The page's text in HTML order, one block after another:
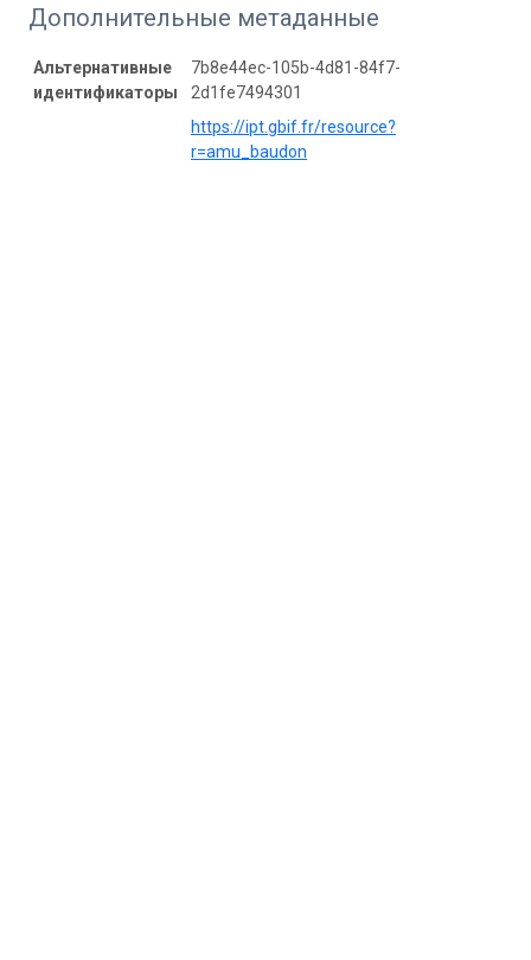
Дополнительные метаданные
Альтернативные
идентификаторы
7b8e44ec-105b-4d81-84f7-
2d1fe7494301
https://ipt.gbif.fr/resource?
r=amu_baudon